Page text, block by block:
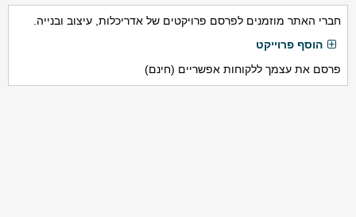
חברי האתר מוזמנים לפרסם פרויקטים של אדריכלות, עיצוב ובנייה.
הוסף פרוייקט
פרסם את עצמך ללקוחות אפשריים (חינם)